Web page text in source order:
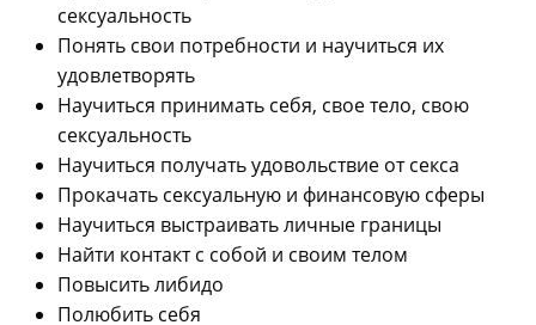
сексуальность
Понять свои потребности и научиться их
удовлетворять
Научиться принимать себя, свое тело, свою
сексуальность
Научиться получать удовольствие от секса
Прокачать сексуальную и финансовую сферы
Научиться выстраивать личные границы
Найти контакт с собой и своим телом
Повысить либидо
Полюбить себя